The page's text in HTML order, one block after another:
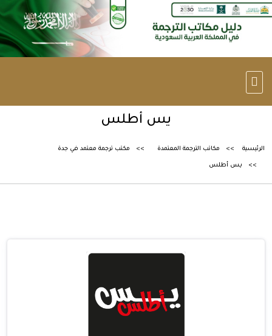
يس أطلس
الرئيسية مكاتب الترجمة المعتمدة مكتب ترجمة معتمد في جدة
يس أطلس